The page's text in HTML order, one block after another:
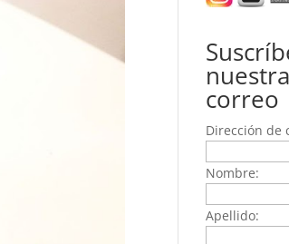
correo
Dirección de
Nombre:
Apellido: